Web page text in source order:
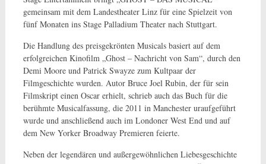
gemeinsam mit dem Landestheater Linz für eine Spielzeit von
fünf Monaten ins Stage Palladium Theater nach Stuttgart.
Die Handlung des preisgekrönten Musicals basiert auf dem
erfolgreichen Kinofilm „Ghost – Nachricht von Sam“, durch den
Demi Moore und Patrick Swayze zum Kultpaar der
Filmgeschichte wurden. Autor Bruce Joel Rubin, der für sein
Filmskript einen Oscar erhielt, schrieb auch das Buch für die
berühmte Musicalfassung, die 2011 in Manchester uraufgeführt
wurde und anschließend auch im Londoner West End und auf
dem New Yorker Broadway Premieren feierte.
Neben der legendären und außergewöhnlichen Liebesgeschichte